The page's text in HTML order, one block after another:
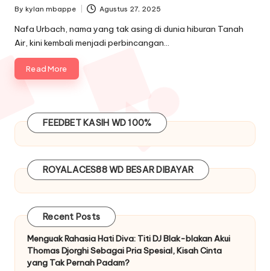
Posted
by
By kylan mbappe Agustus 27, 2025
Nafa Urbach, nama yang tak asing di dunia hiburan Tanah
Air, kini kembali menjadi perbincangan…
Read More
FEEDBETKASIH WD 100%
ROYALACES88WD BESAR DIBAYAR
Recent Posts
Menguak Rahasia Hati Diva: Titi DJ Blak-blakan Akui
Thomas Djorghi Sebagai Pria Spesial, Kisah Cinta
yang Tak Pernah Padam?